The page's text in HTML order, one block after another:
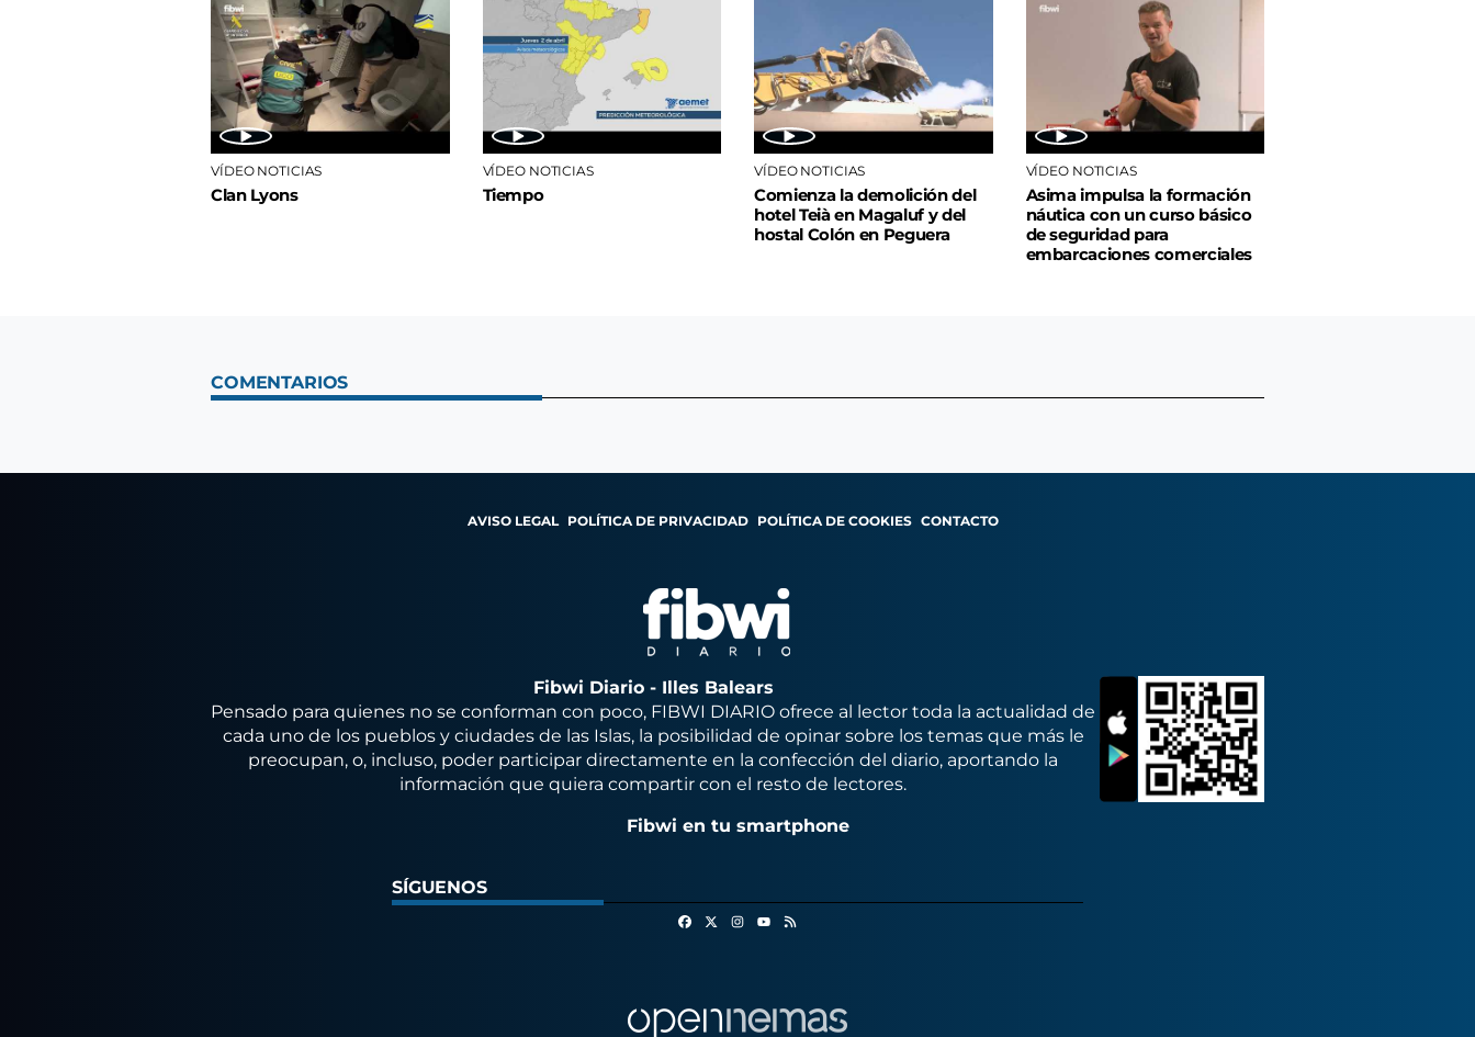
VÍDEO NOTICIAS
Clan Lyons
VÍDEO NOTICIAS
Tiempo
VÍDEO NOTICIAS
Comienza la demolición del
hotel Teià en Magaluf y del
hostal Colón en Peguera
VÍDEO NOTICIAS
Asima impulsa la formación
náutica con un curso básico
de seguridad para
embarcaciones comerciales
COMENTARIOS
AVISO LEGAL POLÍTICA DE PRIVACIDAD POLÍTICA DE COOKIES CONTACTO
Fibwi Diario - Illes Balears
Pensado para quienes no se conforman con poco, FIBWI DIARIO ofrece al lector toda la actualidad de
cada uno de los pueblos y ciudades de las Islas, la posibilidad de opinar sobre los temas que más le
preocupan, o, incluso, poder participar directamente en la confección del diario, aportando la
información que quiera compartir con el resto de lectores.
Fibwi en tu smartphone
SÍGUENOS
FacebookInstagram